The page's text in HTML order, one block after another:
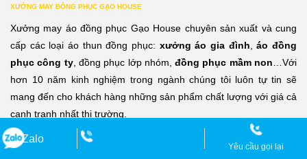
XƯỞNG MAY ĐỒNG PHỤC GẠO HOUSE
Xưởng may áo đồng phục Gạo House chuyên sản xuất và cung
cấp các loại áo thun đồng phục: xưởng áo gia đình ,áo đồng
phục công ty, đồng phục lớp nhóm,đồng phục mầm non …Với
hơn 10 năm kinh nghiệm trong ngành chúng tôi luôn tự tin sẽ
mang đến cho khách hàng những sản phẩm chất lượng với giá cả
cạnh tranh nhất thị trường.
THÔNG TIN LIÊN HỆ
Zalo
Yêu cầu gọi lại